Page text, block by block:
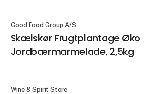
Good Food Group A/S
Skælskør Frugtplantage Øko
Jordbærmarmelade, 2,5kg
Wine & Spirit Store